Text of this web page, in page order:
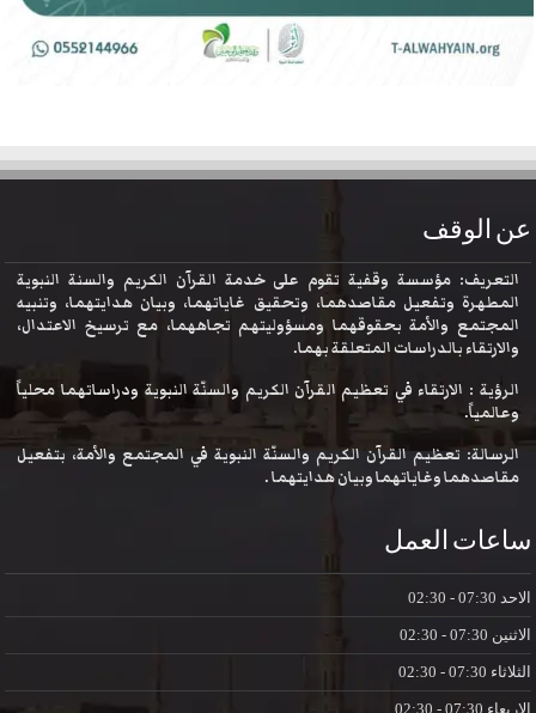
عن الوقف
التعريف: مؤسسة وقفية تقوم على خدمة القرآن الكريم والسنة النبوية
المطهرة وتفعيل مقاصدهما، وتحقيق غاياتهما، وبيان هدايتهما، وتنبيه
المجتمع والأمة بحقوقهما ومسؤوليتهم تجاههما، مع ترسيخ الاعتدال،
والارتقاء بالدراسات المتعلقة بهما.
الرؤية : الارتقاء في تعظيم القرآن الكريم والسنّة النبوية ودراساتهما محلياً
وعالمياً.
الرسالة: تعظيم القرآن الكريم والسنّة النبوية في المجتمع والأمة، بتفعيل
مقاصدهما وغاياتهما وبيان هدايتهما .
ساعات العمل
الاحد
الاثنين
الثلاثاء
الاربعاء